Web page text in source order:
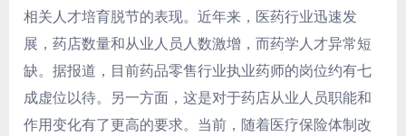
相关人才培育脱节的表现。近年来，医药行业迅速发
展，药店数量和从业人员人数激增，而药学人才异常短
缺。据报道，目前药品零售行业执业药师的岗位约有七
成虚位以待。另一方面，这是对于药店从业人员职能和
作用变化有了更高的要求。当前，随着医疗保险体制改